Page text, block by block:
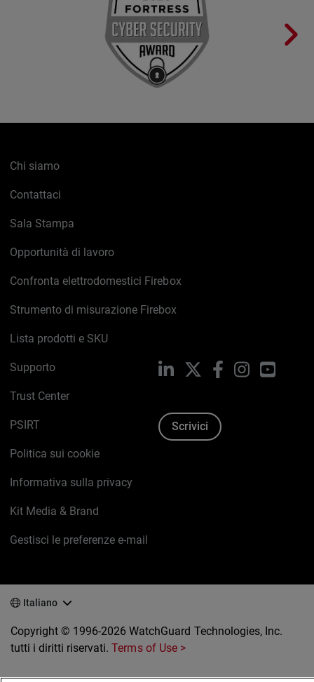
Chi siamo
Contattaci
Sala Stampa
Opportunità di lavoro
Confronta elettrodomestici Firebox
Strumento di misurazione Firebox
Lista prodotti e SKU
Supporto
Trust Center
PSIRT
Politica sui cookie
Informativa sulla privacy
Kit Media & Brand
Gestisci le preferenze e-mail
LinkedIn FacebookInstagram
Scrivici
Italiano
Copyright © 1996-2026 WatchGuard Technologies, Inc.
tutti i diritti riservati.Terms of Use >